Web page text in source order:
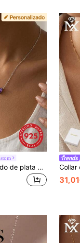
Collar personalizado de plata de ley 925 con nombre, joyería de colgante grabado de moda para mujer, collar minimalista personalizable